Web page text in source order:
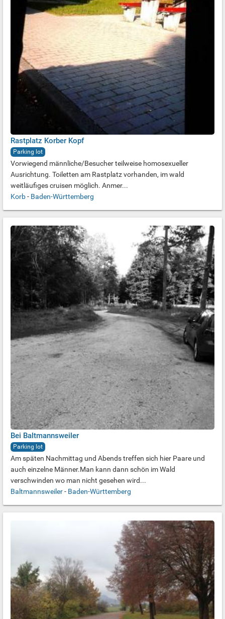
Rastplatz Korber Kopf
Parking lot
Vorwiegend männliche/Besucher teilweise homosexueller
Ausrichtung. Toiletten am Rastplatz vorhanden, im wald
weitläufiges cruisen möglich. Anmer...
Korb- Baden-Württemberg
Bei Baltmannsweiler
Parking lot
Am späten Nachmittag und Abends treffen sich hier Paare und
auch einzelne Männer.Man kann dann schön im Wald
verschwinden wo man nicht gesehen wird...
Baltmannsweiler- Baden-Württemberg